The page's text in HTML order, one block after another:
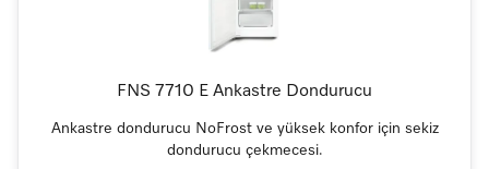
FNS 7710 E Ankastre Dondurucu
Ankastre dondurucu NoFrost ve yüksek konfor için sekiz
dondurucu çekmecesi.